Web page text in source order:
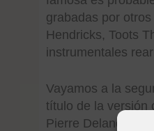
grabadas por
Hendricks, Toots
instrumentales
Vayamos a la
título de la versión
Pierre Delanoë.